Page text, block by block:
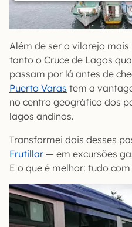
Além de ser o vilarejo
tanto o Cruce de Lagos
passam por lá antes de
Puerto Varas tem a
no centro geográfico dos
lagos andinos.
Transformei dois desses
Frutillar — em excursões
E o que é melhor: tudo